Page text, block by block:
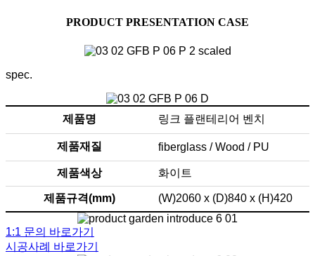
PRODUCT PRESENTATION CASE
spec.
제품명 링크 플랜테리어 벤치
제품재질 fiberglass / Wood / PU
제품색상 화이트
제품규격(mm) (W)2060 x (D)840 x (H)420
1:1 문의 바로가기
시공사례 바로가기